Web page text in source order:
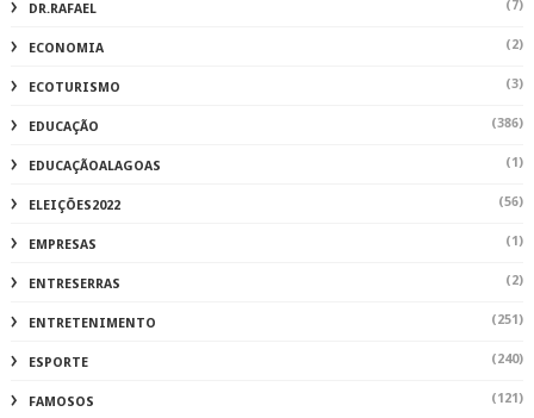
DR.RAFAEL (7)
ECONOMIA (2)
ECOTURISMO (3)
EDUCAÇÃO (386)
EDUCAÇÃOALAGOAS (1)
ELEIÇÕES2022 (56)
EMPRESAS (1)
ENTRESERRAS (2)
ENTRETENIMENTO (251)
ESPORTE (240)
FAMOSOS (121)